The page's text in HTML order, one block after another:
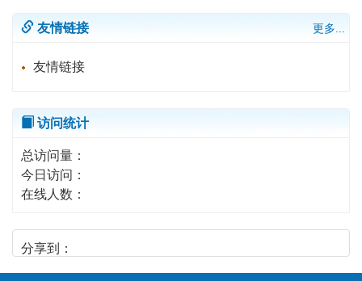
友情链接 更多...
友情链接
访问统计
总访问量：
今日访问：
在线人数：
分享到：